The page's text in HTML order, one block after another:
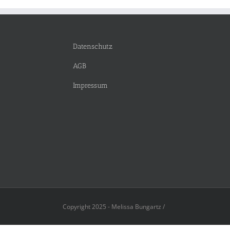
Datenschutz
AGB
Impressum
Copyright 2025 - Melissa Bungartz /